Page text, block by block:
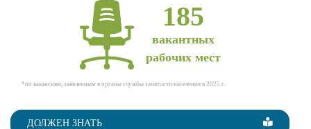
185
вакантных
рабочих мест
*по вакансиям, заявленным в органы службы занятости населения в 2025 г.
ДОЛЖЕН ЗНАТЬ